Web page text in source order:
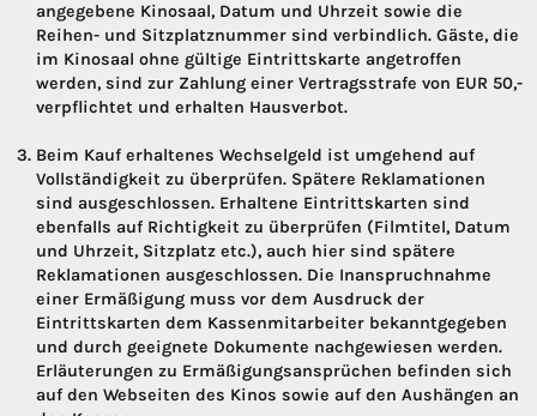
angegebene Kinosaal, Datum und Uhrzeit sowie die
Reihen- und Sitzplatznummer sind verbindlich. Gäste, die
im Kinosaal ohne gültige Eintrittskarte angetroffen
werden, sind zur Zahlung einer Vertragsstrafe von EUR 50,-
verpflichtet und erhalten Hausverbot.
Beim Kauf erhaltenes Wechselgeld ist umgehend auf
Vollständigkeit zu überprüfen. Spätere Reklamationen
sind ausgeschlossen. Erhaltene Eintrittskarten sind
ebenfalls auf Richtigkeit zu überprüfen (Filmtitel, Datum
und Uhrzeit, Sitzplatz etc.), auch hier sind spätere
Reklamationen ausgeschlossen. Die Inanspruchnahme
einer Ermäßigung muss vor dem Ausdruck der
Eintrittskarten dem Kassenmitarbeiter bekanntgegeben
und durch geeignete Dokumente nachgewiesen werden.
Erläuterungen zu Ermäßigungsansprüchen befinden sich
auf den Webseiten des Kinos sowie auf den Aushängen an